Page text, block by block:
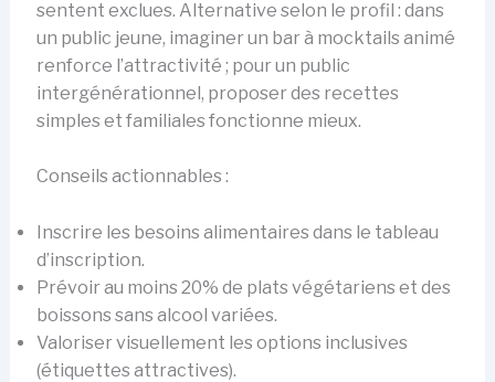
sentent exclues. Alternative selon le profil : dans
un public jeune, imaginer un bar à mocktails animé
renforce l’attractivité ; pour un public
intergénérationnel, proposer des recettes
simples et familiales fonctionne mieux.
Conseils actionnables :
Inscrire les besoins alimentaires dans le tableau
d’inscription.
Prévoir au moins 20% de plats végétariens et des
boissons sans alcool variées.
Valoriser visuellement les options inclusives
(étiquettes attractives).